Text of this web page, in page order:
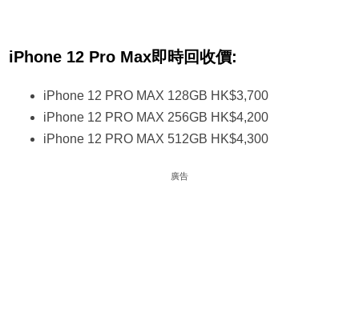
iPhone 12 Pro Max即時回收價:
iPhone 12 PRO MAX 128GB HK$3,700
iPhone 12 PRO MAX 256GB HK$4,200
iPhone 12 PRO MAX 512GB HK$4,300
廣告